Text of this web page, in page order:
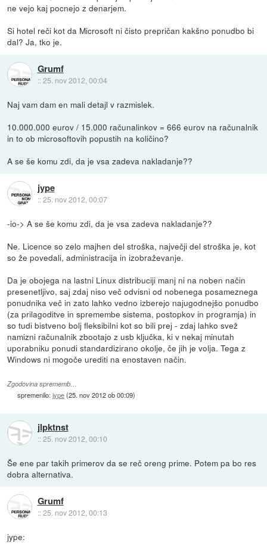
ne vejo kaj pocnejo z denarjem.
Si hotel reči kot da Microsoft ni čisto prepričan kakšno ponudbo bi
dal? Ja, tko je.
Grumf
::25. nov 2012, 00:04
Naj vam dam en mali detajl v razmislek.
10.000.000 eurov / 15.000 računalinkov = 666 eurov na računalnik
in to ob microsoftovih popustih na količino?
A se še komu zdi, da je vsa zadeva nakladanje??
jype
::25. nov 2012, 00:07
-io-> A se še komu zdi, da je vsa zadeva nakladanje??
Ne. Licence so zelo majhen del stroška, največji del stroška je, kot
so že povedali, administracija in izobraževanje.
Da je obojega na lastni Linux distribuciji manj ni na noben način
presenetljivo, saj zdaj niso več odvisni od nobenega posameznega
ponudnika več in zato lahko vedno izberejo najugodnejšo ponudbo
(za prilagoditve in spremembe sistema, postopkov in programja) in
so tudi bistveno bolj fleksibilni kot so bili prej - zdaj lahko svež
namizni računalnik zbootajo z usb ključka, ki v nekaj minutah
uporabniku ponudi standardizirano okolje, če jih je volja. Tega z
Windows ni mogoče urediti na enostaven način.
Zgodovina sprememb…
spremenilo:jype(25. nov 2012 ob 00:09)
jlpktnst
::25. nov 2012, 00:10
Še ene par takih primerov da se reč oreng prime. Potem pa bo res
dobra alternativa.
Grumf
::25. nov 2012, 00:13
jype: